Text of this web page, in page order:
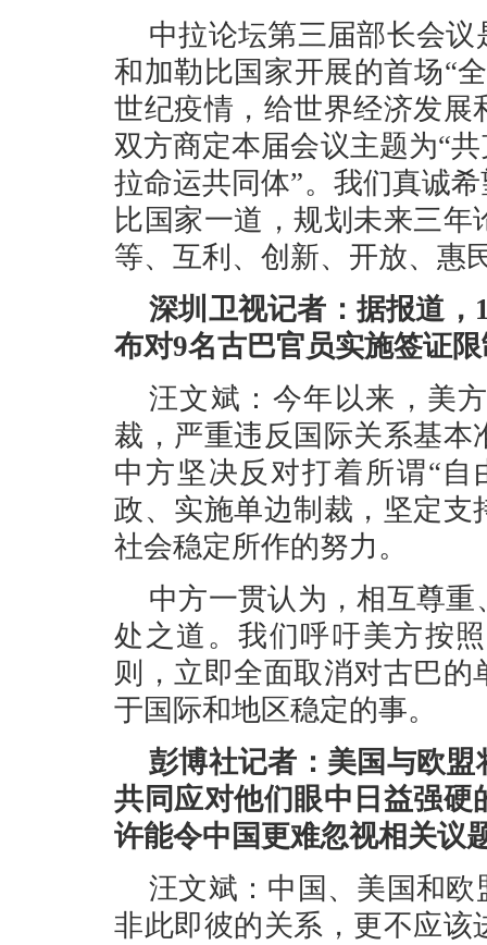
中拉论坛第三届部长会
和加勒比国家开展的首场“
世纪疫情，给世界经济发
双方商定本届会议主题为“
拉命运共同体”。我们真诚
比国家一道，规划未来三
等、互利、创新、开放、惠
深圳卫视记者：据报道，
布对9名古巴官员实施签证
汪文斌：今年以来，美
裁，严重违反国际关系基
中方坚决反对打着所谓“自
政、实施单边制裁，坚定
社会稳定所作的努力。
中方一贯认为，相互尊
处之道。我们呼吁美方按
则，立即全面取消对古巴
于国际和地区稳定的事。
彭博社记者：美国与欧
共同应对他们眼中日益强
许能令中国更难忽视相关议
汪文斌：中国、美国和
非此即彼的关系，更不应